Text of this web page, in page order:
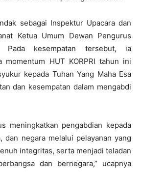
sebagai Inspektur Upacara dan
Ketua Umum Dewan Pengurus
Pada kesempatan tersebut, ia
momentum HUT KORPRI tahun ini
kepada Tuhan Yang Maha Esa
dan kesempatan dalam mengabdi
meningkatkan pengabdian kepada
dan negara melalui pelayanan yang
integritas, serta menjadi teladan
dan bernegara,” ucapnya